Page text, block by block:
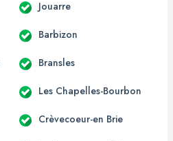
Jouarre
Barbizon
Bransles
Les Chapelles-Bourbon
Crèvecoeur-en Brie